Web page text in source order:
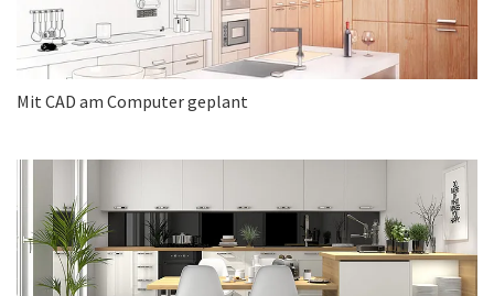
Mit CAD am Computer geplant